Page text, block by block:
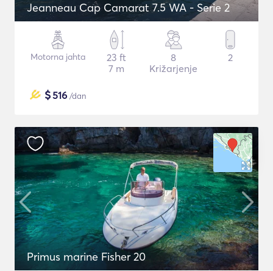
Jeanneau Cap Camarat 7.5 WA - Serie 2
Motorna jahta
23 ft
7 m
8
Križarjenje
2
$516 /dan
Primus marine Fisher 20